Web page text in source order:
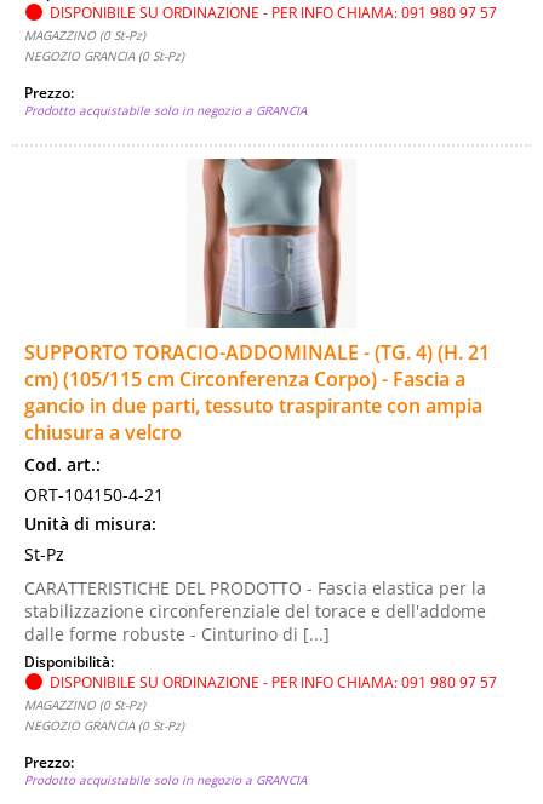
DISPONIBILE SU ORDINAZIONE - PER INFO CHIAMA: 091 980 97 57
MAGAZZINO (0 St-Pz)
NEGOZIO GRANCIA (0 St-Pz)
Prezzo:
Prodotto acquistabile solo in negozio a GRANCIA
SUPPORTO TORACIO-ADDOMINALE - (TG. 4) (H. 21
cm) (105/115 cm Circonferenza Corpo) - Fascia a
gancio in due parti, tessuto traspirante con ampia
chiusura a velcro
Cod. art.:
ORT-104150-4-21
Unità di misura:
St-Pz
CARATTERISTICHE DEL PRODOTTO - Fascia elastica per la
stabilizzazione circonferenziale del torace e dell'addome
dalle forme robuste - Cinturino di [...]
Disponibilità:
DISPONIBILE SU ORDINAZIONE - PER INFO CHIAMA: 091 980 97 57
MAGAZZINO (0 St-Pz)
NEGOZIO GRANCIA (0 St-Pz)
Prezzo:
Prodotto acquistabile solo in negozio a GRANCIA